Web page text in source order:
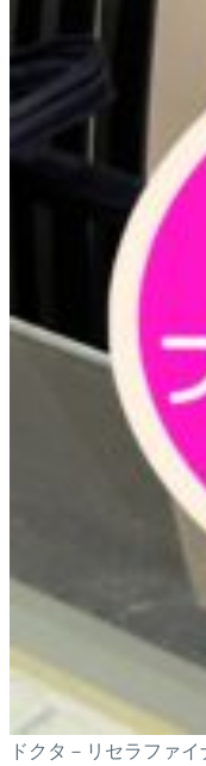
ドクタ－リセラファ